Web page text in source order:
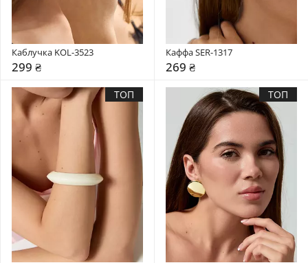
Каблучка KOL-3523
299 ₴
Каффа SER-1317
269 ₴
ТОП ТОП